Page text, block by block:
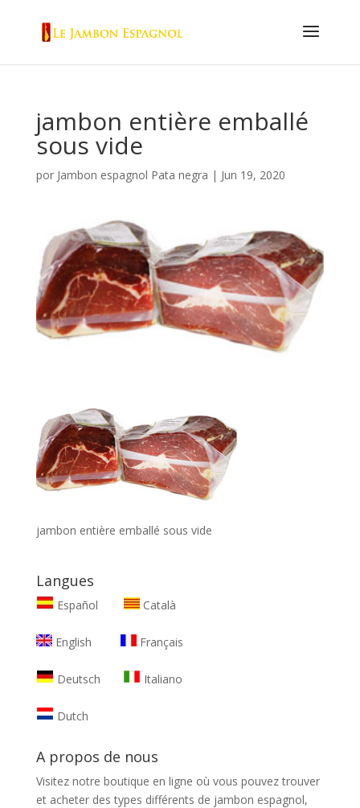
jambon entière emballé
sous vide
por Jambon espagnol Pata negra | Jun 19, 2020
jambon entière emballé sous vide
Langues
Español Català
English Français
Deutsch Italiano
Dutch
A propos de nous
Visitez notre boutique en ligne où vous pouvez trouver
et acheter des types différents de jambon espagnol,